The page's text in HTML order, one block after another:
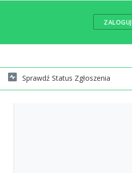
ZALOGUJ
Sprawdź Status Zgłoszenia